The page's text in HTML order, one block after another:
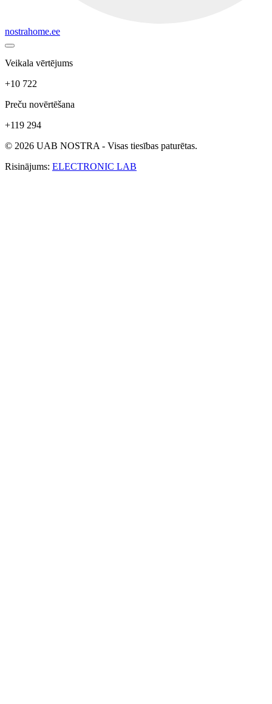
nostrahome.ee
Veikala vērtējums
+10 722
Preču novērtēšana
+119 294
© 2026 UAB NOSTRA - Visas tiesības paturētas.
Risinājums: ELECTRONIC LAB